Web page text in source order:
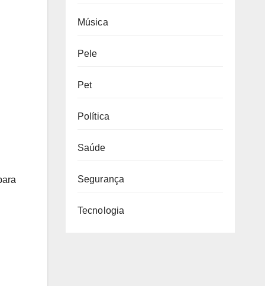
Música
Pele
Pet
Política
Saúde
Segurança
Tecnologia